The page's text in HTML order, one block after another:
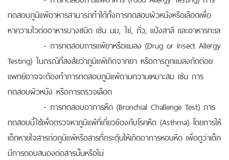
ทดสอบภูมิแพ้อาหารสามารถทำได้ทั้งการทดสอบผิวหนังหรือเลือดเพื่อ
หาความไวต่ออาหารบางชนิด เช่น นม, ไข่, ถั่ว, แป้งสาลี และอาหารทะเล
- การทดสอบการแพ้ยาหรือแมลง (Drug or Insect Allergy
Testing) ในกรณีที่สงสัยว่าภูมิแพ้เกิดจากยา หรือการถูกแมลงกัดต่อย
แพทย์อาจจะต้องทำการทดสอบภูมิแพ้ตามความเหมาะสม เช่น การ
ทดสอบผิวหนัง หรือการตรวจเลือด
- การทดสอบอาการหืด (Bronchial Challenge Test) การ
ทดสอบนี้ใช้เพื่อตรวจหาภูมิแพ้ที่เกี่ยวข้องกับโรคหืด (Asthma) โดยการให้
เด็กหายใจสารก่อภูมิแพ้หรือสารที่กระตุ้นให้เกิดอาการหอบหืด เพื่อดูว่าเด็ก
มีการตอบสนองต่อสารนั้นหรือไม่